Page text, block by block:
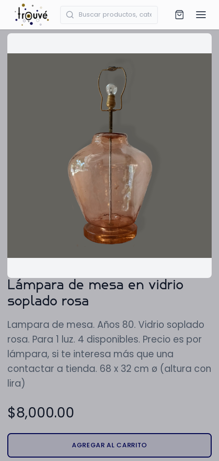
Lámpara de mesa en vidrio
soplado rosa
Lampara de mesa. Años 80. Vidrio soplado
rosa. Para 1 luz. 4 disponibles. Precio es por
lámpara, si te interesa más que una
contactar a tienda. 68 x 32 cm ø (altura con
lira)
$8,000.00
AGREGAR AL CARRITO